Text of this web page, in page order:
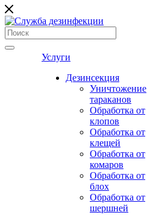
Услуги
Дезинсекция
Уничтожение
тараканов
Обработка от
клопов
Обработка от
клещей
Обработка от
комаров
Обработка от
блох
Обработка от
шершней